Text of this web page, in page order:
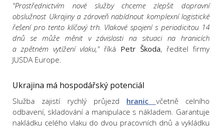
"Prostřednictvím nové služby chceme zlepšit dopravní
obslužnost Ukrajiny a zároveň nabídnout komplexní logistické
řešení pro tento klíčový trh. Vlakové spojení s periodicitou 14
dnů se může měnit v závislosti na situaci na hranicích
a zpětném vytížení vlaku,"říká Petr Škoda, ředitel firmy
JUSDA Europe.
Ukrajina má hospodářský potenciál
Služba zajistí rychlý průjezd hranic včetně celního
odbavení, skladování a manipulace s nákladem. Garantuje
nakládku celého vlaku do dvou pracovních dnů a vykládku